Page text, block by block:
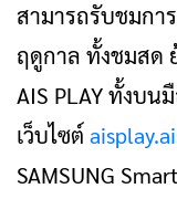
สามารถรับชมก
ฤดูกาล ทั้งชมสด
AIS PLAY ทั้งบน
เว็บไซต์
SAMSUNG